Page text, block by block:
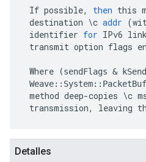
If possible, then this
destination \c addr (
identifier for IPv6 link
transmit option flags
Where (sendFlags &
Weave:: System::
method deep-copies \c
transmission, leaving
Detalles